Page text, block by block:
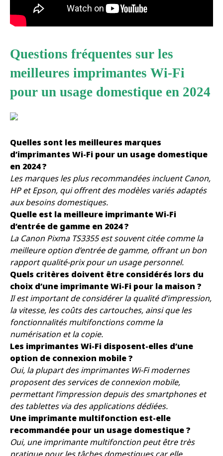
Questions fréquentes sur les
meilleures imprimantes Wi-Fi
pour un usage domestique en 2024
Quelles sont les meilleures marques
d’imprimantes Wi-Fi pour un usage domestique
en 2024 ?
Les marques les plus recommandées incluent Canon,
HP et Epson, qui offrent des modèles variés adaptés
aux besoins domestiques.
Quelle est la meilleure imprimante Wi-Fi
d’entrée de gamme en 2024 ?
La Canon Pixma TS3355 est souvent citée comme la
meilleure option d’entrée de gamme, offrant un bon
rapport qualité-prix pour un usage personnel.
Quels critères doivent être considérés lors du
choix d’une imprimante Wi-Fi pour la maison ?
Il est important de considérer la qualité d’impression,
la vitesse, les coûts des cartouches, ainsi que les
fonctionnalités multifonctions comme la
numérisation et la copie.
Les imprimantes Wi-Fi disposent-elles d’une
option de connexion mobile ?
Oui, la plupart des imprimantes Wi-Fi modernes
proposent des services de connexion mobile,
permettant l’impression depuis des smartphones et
des tablettes via des applications dédiées.
Une imprimante multifonction est-elle
recommandée pour un usage domestique ?
Oui, une imprimante multifonction peut être très
pratique pour les tâches domestiques car elle